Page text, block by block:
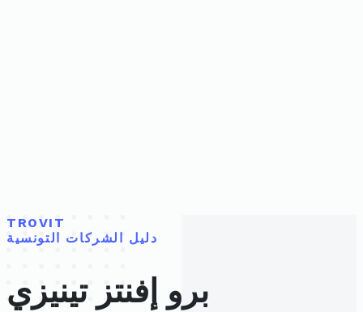
TROVIT
دليل الشركات التونسية
برو إفنتز تينيزي